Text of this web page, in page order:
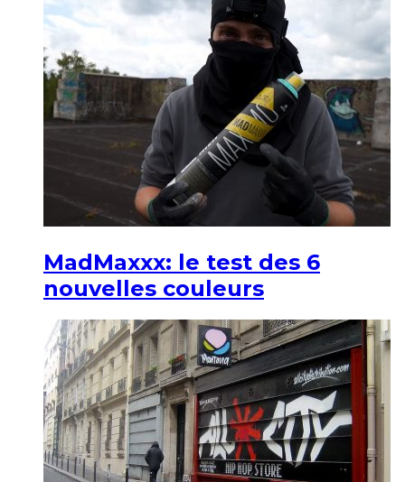
MadMaxxx: le test des 6
nouvelles couleurs